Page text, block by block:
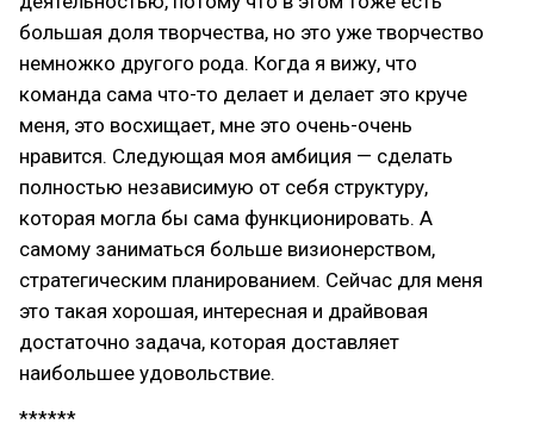
большая доля творчества, но это уже творчество
немножко другого рода. Когда я вижу, что
команда сама что-то делает и делает это круче
меня, это восхищает, мне это очень-очень
нравится. Следующая моя амбиция — сделать
полностью независимую от себя структуру,
которая могла бы сама функционировать. А
самому заниматься больше визионерством,
стратегическим планированием. Сейчас для меня
это такая хорошая, интересная и драйвовая
достаточно задача, которая доставляет
наибольшее удовольствие.
******